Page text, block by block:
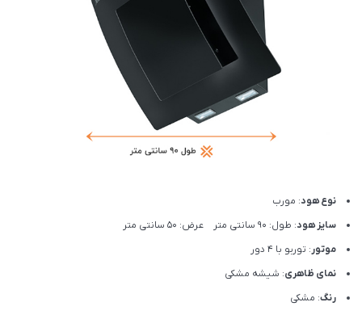
نوع هود: مورب
سایز هود: طول: 90 سانتی متر عرض: 50 سانتی متر
موتور: توربو با 4 دور
نمای ظاهری: شیشه مشکی
رنگ: مشکی